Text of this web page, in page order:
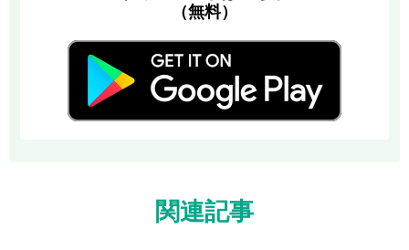
（無料）
関連記事